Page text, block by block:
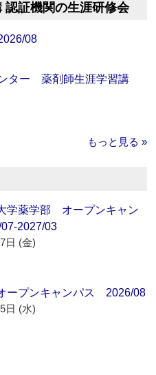
認証機関の生涯研修会
08
ター 薬剤師生涯学習講
もっと見る »
学薬学部 オープンキャン
2027/03
日 (金)
ープンキャンパス 2026/08
日 (水)